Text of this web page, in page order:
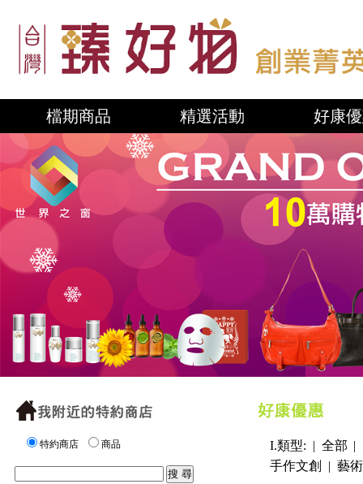
檔期商品 精選活動 好康
特約商店 商品 I.類型: | 全部 |
手作文創
| 藝